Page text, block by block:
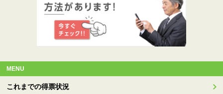
MENU
これまでの得票状況